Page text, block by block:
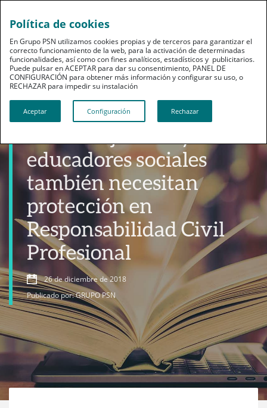
Productos
educadores sociales
también necesitan
protección en
Responsabilidad Civil
Profesional
26 de diciembre de 2018
Publicado por: GRUPO PSN
Política de cookies
En Grupo PSN utilizamos cookies propias y de terceros para garantizar el
correcto funcionamiento de la web, para la activación de determinadas
funcionalidades, así como con fines analíticos, estadísticos y publicitarios.
Puede pulsar en ACEPTAR para dar su consentimiento, PANEL DE
CONFIGURACIÓN para obtener más información y configurar su uso, o
RECHAZAR para impedir su instalación​​​​​​​
Aceptar Configuración Rechazar